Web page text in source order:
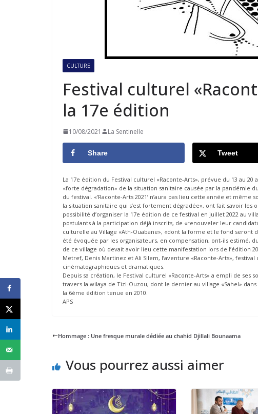
CULTURE
Festival culturel
la 17e édition
10/08/2021 La Sentinelle
Share Tweet
La 17e édition du Festival culturel «Raconte-Arts», prévue du 13 au
«forte dégradation» de la situation sanitaire causée par la pandémie
du festival. «’Raconte-Arts 2021’ n’aura pas lieu cette année et
la situation sanitaire qui s’est fortement dégradée», ont fait savoir les
possibilité d’organiser la 17e édition de ce festival en juillet 2022 au
postulants à la participation déjà inscrits, de «renouveler leur
culturelle au Village «Ath-Ouabane», «dont la forme et le fond
été évoquée par les organisateurs, en compensation, ont-ils estimé,
de ce village où devait avoir lieu cette manifestation lors de l’édition
Metref, Denis Martinez et Ali Silem, l’aventure «Raconte-Arts»,
cinématographiques et dramatiques.
Depuis sa création, le Festival culturel «Raconte-Arts» a empli de ses
travers la wilaya de Tizi-Ouzou, dont le dernier au village «Sahel»
la 6ème édition tenue en 2010.
APS
Hommage : Une fresque murale dédiée au chahid Djillali Bounaama
Vous pourrez aussi aimer